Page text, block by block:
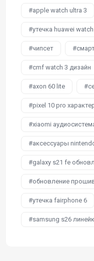
apple watch ultra 3
утечка huawei
чипсет
cmf watch 3 дизайн
axon 60 lite
pixel 10 pro
xiaomi
аксессуары
galaxy s21 fe
обновление
утечка fairphone 6
samsung s26